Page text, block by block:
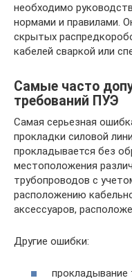
необходимо
нормами и правилами.
скрытых
кабелей сваркой или
Самые часто
требований ПУЭ
Самая серьезная
прокладки силовой
прокладывается без
местоположения
трубопроводов с
расположению
аксессуаров,
Другие ошибки:
прокладывание